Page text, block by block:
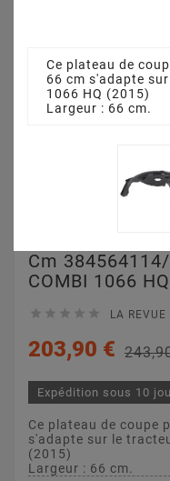
Cm
COMBI 1066
     LA
203,90 €
Expédition sous 10
Ce plateau de coupe
s'adapte sur le
(2015)
Largeur : 66 cm.
Ce plateau de
66 cm s'adapte
1066 HQ (2015)
Largeur : 66 cm.